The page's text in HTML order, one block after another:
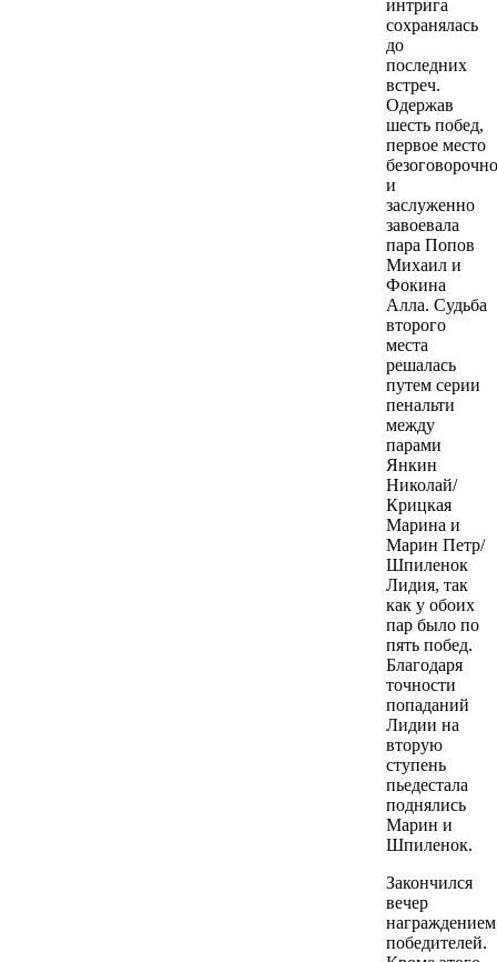
интрига
сохранялась
до
последних
встреч.
Одержав
шесть побед,
первое место
безоговорочно
и
заслуженно
завоевала
пара Попов
Михаил и
Фокина
Алла. Судьба
второго
места
решалась
путем серии
пенальти
между
парами
Янкин
Николай/
Крицкая
Марина и
Марин Петр/
Шпиленок
Лидия, так
как у обоих
пар было по
пять побед.
Благодаря
точности
попаданий
Лидии на
вторую
ступень
пьедестала
поднялись
Марин и
Шпиленок.
Закончился
вечер
награждением
победителей.